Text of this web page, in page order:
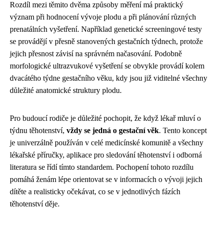
Rozdíl mezi těmito dvěma způsoby měření má praktický
význam při hodnocení vývoje plodu a při plánování různých
prenatálních vyšetření. Například genetické screeningové testy
se provádějí v přesně stanovených gestačních týdnech, protože
jejich přesnost závisí na správném načasování. Podobně
morfologické ultrazvukové vyšetření se obvykle provádí kolem
dvacátého týdne gestačního věku, kdy jsou již viditelné všechny
důležité anatomické struktury plodu.
Pro budoucí rodiče je důležité pochopit, že když lékař mluví o
týdnu těhotenství, vždy se jedná o gestační věk. Tento koncept
je univerzálně používán v celé medicínské komunitě a všechny
lékařské příručky, aplikace pro sledování těhotenství i odborná
literatura se řídí tímto standardem. Pochopení tohoto rozdílu
pomáhá ženám lépe orientovat se v informacích o vývoji jejich
dítěte a realisticky očekávat, co se v jednotlivých fázích
těhotenství děje.